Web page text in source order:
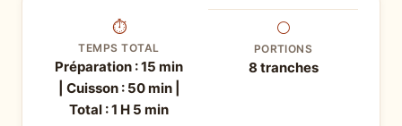
⏱
TEMPS TOTAL
Préparation : 15 min
| Cuisson : 50 min |
Total : 1 H 5 min
⚪
PORTIONS
8 tranches